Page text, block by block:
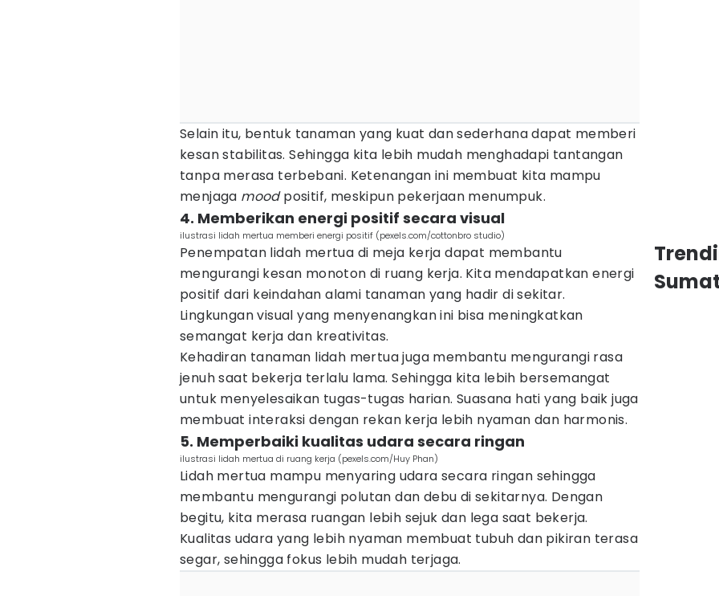
Selain itu, bentuk tanaman yang kuat dan sederhana dapat memberi
kesan stabilitas. Sehingga kita lebih mudah menghadapi tantangan
tanpa merasa terbebani. Ketenangan ini membuat kita mampu
menjaga moodpositif, meskipun pekerjaan menumpuk.
4. Memberikan energi positif secara visual
ilustrasi lidah mertua memberi energi positif (pexels.com/cottonbro studio)
Penempatan lidah mertua di meja kerja dapat membantu
mengurangi kesan monoton di ruang kerja. Kita mendapatkan energi
positif dari keindahan alami tanaman yang hadir di sekitar.
Lingkungan visual yang menyenangkan ini bisa meningkatkan
semangat kerja dan kreativitas.
Kehadiran tanaman lidah mertua juga membantu mengurangi rasa
jenuh saat bekerja terlalu lama. Sehingga kita lebih bersemangat
untuk menyelesaikan tugas-tugas harian. Suasana hati yang baik juga
membuat interaksi dengan rekan kerja lebih nyaman dan harmonis.
5. Memperbaiki kualitas udara secara ringan
ilustrasi lidah mertua di ruang kerja (pexels.com/Huy Phan)
Lidah mertua mampu menyaring udara secara ringan sehingga
membantu mengurangi polutan dan debu di sekitarnya. Dengan
begitu, kita merasa ruangan lebih sejuk dan lega saat bekerja.
Kualitas udara yang lebih nyaman membuat tubuh dan pikiran terasa
segar, sehingga fokus lebih mudah terjaga.